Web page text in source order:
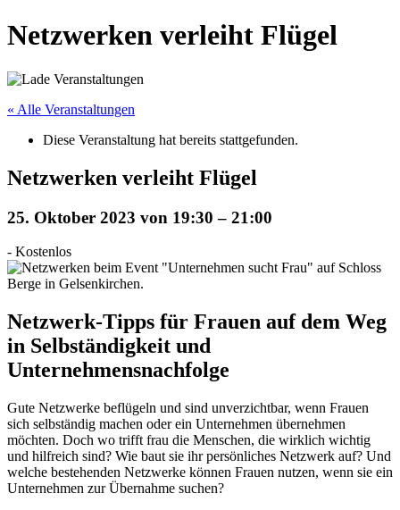
Netzwerken verleiht Flügel
« Alle Veranstaltungen
Diese Veranstaltung hat bereits stattgefunden.
Netzwerken verleiht Flügel
25. Oktober 2023 von 19:30 – 21:00
- Kostenlos
Netzwerk-Tipps für Frauen auf dem Weg
in Selbständigkeit und
Unternehmensnachfolge
Gute Netzwerke beflügeln und sind unverzichtbar, wenn Frauen
sich selbständig machen oder ein Unternehmen übernehmen
möchten. Doch wo trifft frau die Menschen, die wirklich wichtig
und hilfreich sind? Wie baut sie ihr persönliches Netzwerk auf? Und
welche bestehenden Netzwerke können Frauen nutzen, wenn sie ein
Unternehmen zur Übernahme suchen?